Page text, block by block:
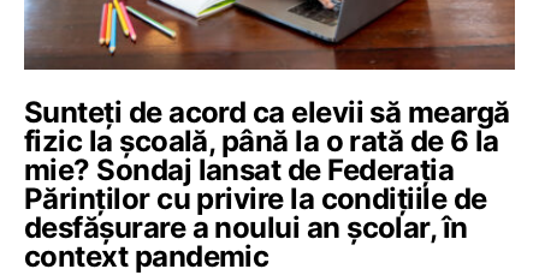
Sunteți de acord ca elevii să meargă
fizic la școală, până la o rată de 6 la
mie? Sondaj lansat de Federația
Părinților cu privire la condițiile de
desfășurare a noului an școlar, în
context pandemic